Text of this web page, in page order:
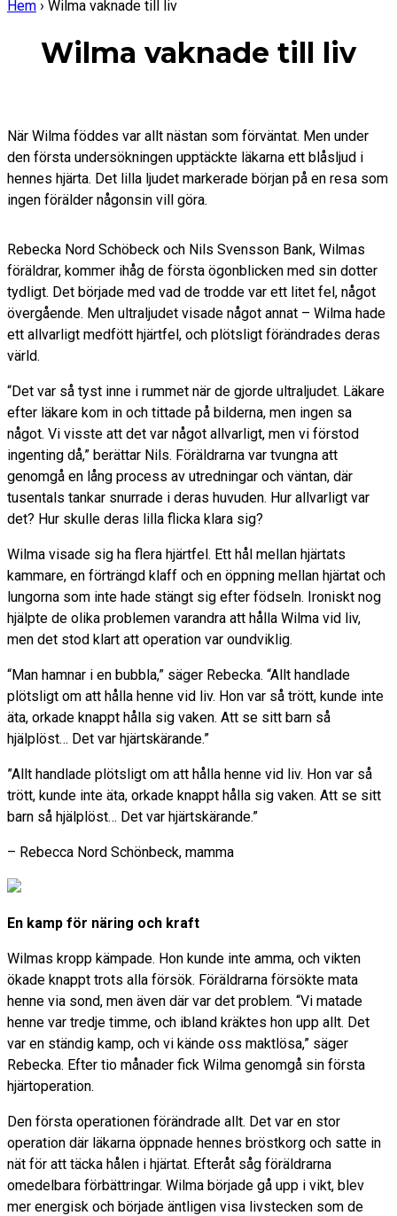
Hem › Wilma vaknade till liv
Wilma vaknade till liv
När Wilma föddes var allt nästan som förväntat. Men under
den första undersökningen upptäckte läkarna ett blåsljud i
hennes hjärta. Det lilla ljudet markerade början på en resa som
ingen förälder någonsin vill göra.
Rebecka Nord Schöbeck och Nils Svensson Bank, Wilmas
föräldrar, kommer ihåg de första ögonblicken med sin dotter
tydligt. Det började med vad de trodde var ett litet fel, något
övergående. Men ultraljudet visade något annat – Wilma hade
ett allvarligt medfött hjärtfel, och plötsligt förändrades deras
värld.
“Det var så tyst inne i rummet när de gjorde ultraljudet. Läkare
efter läkare kom in och tittade på bilderna, men ingen sa
något. Vi visste att det var något allvarligt, men vi förstod
ingenting då,” berättar Nils. Föräldrarna var tvungna att
genomgå en lång process av utredningar och väntan, där
tusentals tankar snurrade i deras huvuden. Hur allvarligt var
det? Hur skulle deras lilla flicka klara sig?
Wilma visade sig ha flera hjärtfel. Ett hål mellan hjärtats
kammare, en förträngd klaff och en öppning mellan hjärtat och
lungorna som inte hade stängt sig efter födseln. Ironiskt nog
hjälpte de olika problemen varandra att hålla Wilma vid liv,
men det stod klart att operation var oundviklig.
“Man hamnar i en bubbla,” säger Rebecka. “Allt handlade
plötsligt om att hålla henne vid liv. Hon var så trött, kunde inte
äta, orkade knappt hålla sig vaken. Att se sitt barn så
hjälplöst… Det var hjärtskärande.”
”Allt handlade plötsligt om att hålla henne vid liv. Hon var så
trött, kunde inte äta, orkade knappt hålla sig vaken. Att se sitt
barn så hjälplöst… Det var hjärtskärande.”
– Rebecca Nord Schönbeck, mamma
En kamp för näring och kraft
Wilmas kropp kämpade. Hon kunde inte amma, och vikten
ökade knappt trots alla försök. Föräldrarna försökte mata
henne via sond, men även där var det problem. “Vi matade
henne var tredje timme, och ibland kräktes hon upp allt. Det
var en ständig kamp, och vi kände oss maktlösa,” säger
Rebecka. Efter tio månader fick Wilma genomgå sin första
hjärtoperation.
Den första operationen förändrade allt. Det var en stor
operation där läkarna öppnade hennes bröstkorg och satte in
nät för att täcka hålen i hjärtat. Efteråt såg föräldrarna
omedelbara förbättringar. Wilma började gå upp i vikt, blev
mer energisk och började äntligen visa livstecken som de